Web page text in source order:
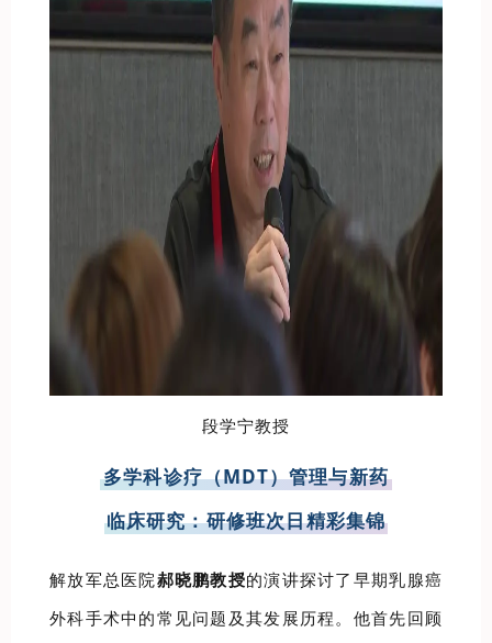
段学宁教授
多学科诊疗（MDT）管理与新药
临床研究：研修班次日精彩集锦
解放军总医院郝晓鹏教授的演讲探讨了早期乳腺癌
外科手术中的常见问题及其发展历程。他首先回顾